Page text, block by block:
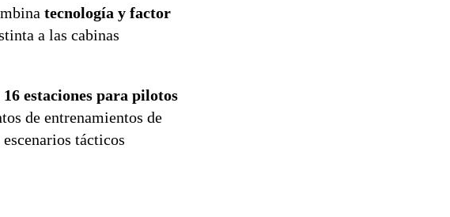
tecnología y factor
a las cabinas
16 estaciones para pilotos
de entrenamientos de
tácticos